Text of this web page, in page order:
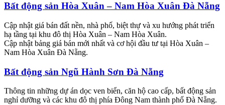
Bất động sản Hòa Xuân – Nam Hòa Xuân Đà Nẵng
Cập nhật giá bán đất nền, nhà phố, biệt thự và xu hướng phát triển
hạ tầng tại khu đô thị Hòa Xuân – Nam Hòa Xuân.
Cập nhật bảng giá bán mới nhất và cơ hội đầu tư tại Hòa Xuân –
Nam Hòa Xuân Đà Nẵng.
Bất động sản Ngũ Hành Sơn Đà Nẵng
Thông tin những dự án dọc ven biển, căn hộ cao cấp, bất động sản
nghỉ dưỡng và các khu đô thị phía Đông Nam thành phố Đà Nẵng.